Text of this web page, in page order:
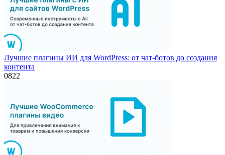
Лучшие плагины ИИ для WordPress: от чат-ботов до создания
контента
0822